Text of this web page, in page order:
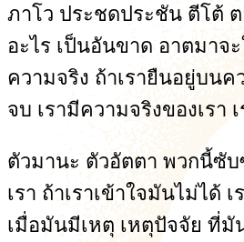
ภาโว ประชดประชัน ตีโต้
อะไร เป็นอันขาด อาตมาจ
ความจริง ถ้าเรายืนอยู่บนค
จบ เรามีความจริงของเรา
ตัวมานะ ตัวอัตตา พวกนี้ซั
เรา ถ้าเราเข้าใจมันไม่ได้
เมื่อมันมีเหตุ เหตุปัจจัย ที่มัน